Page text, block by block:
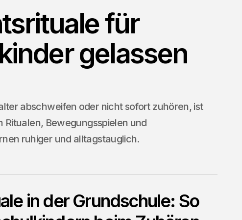
für
gelassen
abschweifen oder nicht sofort zuhören, ist
Ritualen, Bewegungsspielen und
ruhiger und alltagstauglich.
in der Grundschule: So